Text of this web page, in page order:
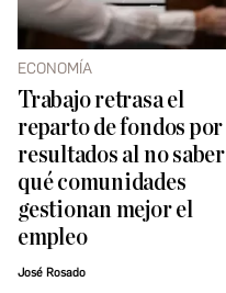
ECONOMÍA
Trabajo retrasa el
reparto de fondos por
resultados al no saber
qué comunidades
gestionan mejor el
empleo
José Rosado